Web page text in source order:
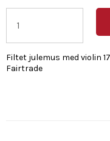
Filtet julemus med violin
Fairtrade